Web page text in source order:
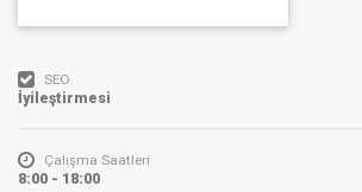
SEO
İyileştirmesi
Çalışma Saatleri
8:00 - 18:00